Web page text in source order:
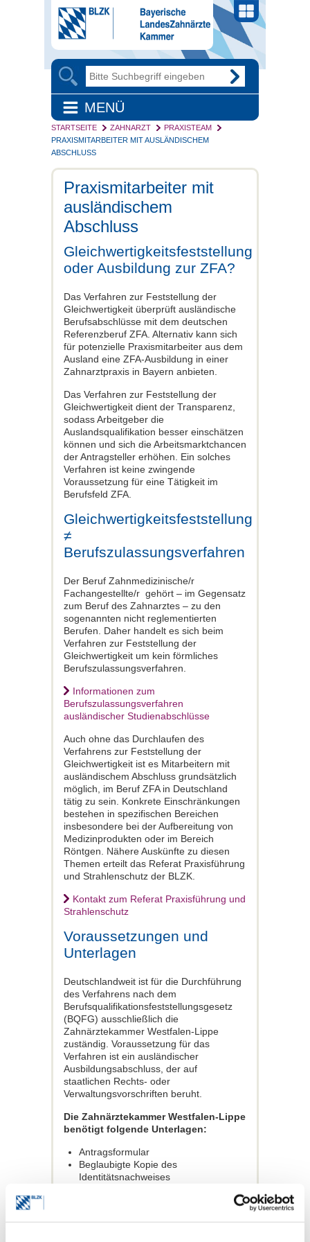
MENÜ
STARTSEITE ZAHNARZT
PRAXISTEAM
PRAXISMITARBEITER MIT AUSLÄNDISCHEM
ABSCHLUSS
Praxismitarbeiter mit
ausländischem
Abschluss
Gleichwertigkeitsfeststellung
oder Ausbildung zur ZFA?
Das Verfahren zur Feststellung der
Gleichwertigkeit überprüft ausländische
Berufsabschlüsse mit dem deutschen
Referenzberuf ZFA. Alternativ kann sich
für potenzielle Praxismitarbeiter aus dem
Ausland eine ZFA-Ausbildung in einer
Zahnarztpraxis in Bayern anbieten.
Das Verfahren zur Feststellung der
Gleichwertigkeit dient der Transparenz,
sodass Arbeitgeber die
Auslandsqualifikation besser einschätzen
können und sich die Arbeitsmarktchancen
der Antragsteller erhöhen. Ein solches
Verfahren ist keine zwingende
Voraussetzung für eine Tätigkeit im
Berufsfeld ZFA.
Gleichwertigkeitsfeststellung
≠
Berufszulassungsverfahren
Der Beruf Zahnmedizinische/r
Fachangestellte/r gehört – im Gegensatz
zum Beruf des Zahnarztes – zu den
sogenannten nicht reglementierten
Berufen. Daher handelt es sich beim
Verfahren zur Feststellung der
Gleichwertigkeit um kein förmliches
Berufszulassungsverfahren.
Informationen zum
Berufszulassungsverfahren
ausländischer Studienabschlüsse
Auch ohne das Durchlaufen des
Verfahrens zur Feststellung der
Gleichwertigkeit ist es Mitarbeitern mit
ausländischem Abschluss grundsätzlich
möglich, im Beruf ZFA in Deutschland
tätig zu sein. Konkrete Einschränkungen
bestehen in spezifischen Bereichen
insbesondere bei der Aufbereitung von
Medizinprodukten oder im Bereich
Röntgen. Nähere Auskünfte zu diesen
Themen erteilt das Referat Praxisführung
und Strahlenschutz der BLZK.
Kontakt zum Referat Praxisführung und
Strahlenschutz
Voraussetzungen und
Unterlagen
Deutschlandweit ist für die Durchführung
des Verfahrens nach dem
Berufsqualifikationsfeststellungsgesetz
(BQFG) ausschließlich die
Zahnärztekammer Westfalen-Lippe
zuständig. Voraussetzung für das
Verfahren ist ein ausländischer
Ausbildungsabschluss, der auf
staatlichen Rechts- oder
Verwaltungsvorschriften beruht.
Die Zahnärztekammer Westfalen-Lippe
benötigt folgende Unterlagen:
Antragsformular
Beglaubigte Kopie des
Identitätsnachweises